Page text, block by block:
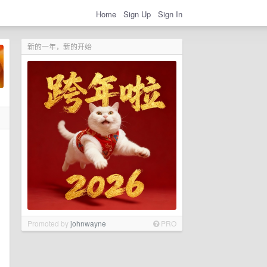
Home Sign Up Sign In
新的一年，新的开始
Promoted byjohnwayne PRO